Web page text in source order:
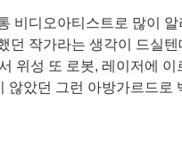
비디오아티스트로 많이
작가라는 생각이 드실
위성 또 로봇, 레이저에
았던 그런 아방가르드로